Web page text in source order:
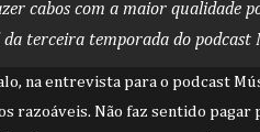
cabos com a maior qualidade
da terceira temporada do podcast
na entrevista para o podcast
razoáveis. Não faz sentido pagar